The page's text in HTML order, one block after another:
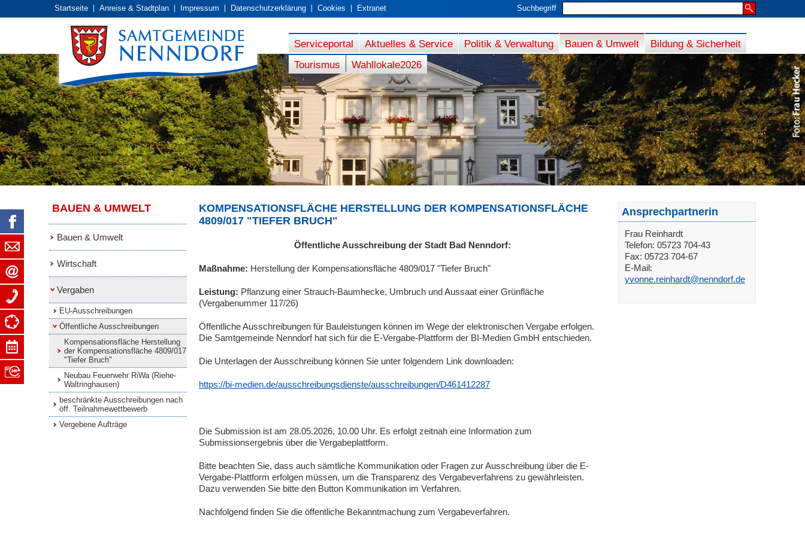
Startseite Anreise & Stadtplan Impressum Datenschutzerklärung Cookies Extranet Suchbegriff
Serviceportal Aktuelles & Service Politik & Verwaltung Bauen & Umwelt
Bildung & Sicherheit
Tourismus
Wahllokale2026
BAUEN & UMWELT
Bauen & Umwelt
Wirtschaft
Vergaben
EU-Ausschreibungen
Öffentliche Ausschreibungen
Kompensationsfläche Herstellung
der Kompensationsfläche 4809/017
"Tiefer Bruch"
Neubau Feuerwehr RiWa (Riehe-
Waltringhausen)
beschränkte Ausschreibungen nach
öff. Teilnahmewettbewerb
Vergebene Aufträge
KOMPENSATIONSFLÄCHE HERSTELLUNG DER KOMPENSATIONSFLÄCHE
4809/017 "TIEFER BRUCH"
Öffentliche Ausschreibung der Stadt Bad Nenndorf:
Maßnahme: Herstellung der Kompensationsfläche 4809/017 "Tiefer Bruch"
Leistung: Pflanzung einer Strauch-Baumhecke, Umbruch und Aussaat einer Grünfläche
(Vergabenummer 117/26)
Öffentliche Ausschreibungen für Bauleistungen können im Wege der elektronischen Vergabe erfolgen.
Die Samtgemeinde Nenndorf hat sich für die E-Vergabe-Plattform der BI-Medien GmbH entschieden.
Die Unterlagen der Ausschreibung können Sie unter folgendem Link downloaden:
https://bi-medien.de/ausschreibungsdienste/ausschreibungen/D461412287
Die Submission ist am 28.05.2026, 10.00 Uhr. Es erfolgt zeitnah eine Information zum
Submissionsergebnis über die Vergabeplattform.
Bitte beachten Sie, dass auch sämtliche Kommunikation oder Fragen zur Ausschreibung über die E-
Vergabe-Plattform erfolgen müssen, um die Transparenz des Vergabeverfahrens zu gewährleisten.
Dazu verwenden Sie bitte den Button Kommunikation im Verfahren.
Nachfolgend finden Sie die öffentliche Bekanntmachung zum Vergabeverfahren.
Ansprechpartnerin
Frau Reinhardt
Telefon: 05723 704-43
Fax: 05723 704-67
E-Mail:
yvonne.reinhardt@nenndorf.de